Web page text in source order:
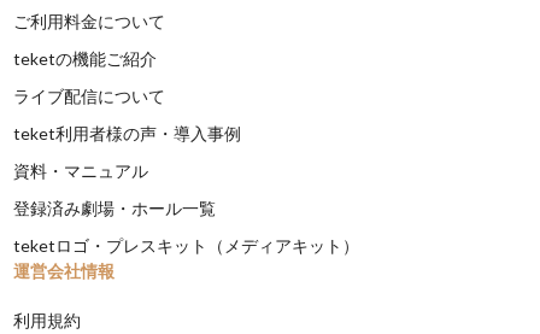
ご利用料金について
teketの機能ご紹介
ライブ配信について
teket利用者様の声・導入事例
資料・マニュアル
登録済み劇場・ホール一覧
teketロゴ・プレスキット（メディアキット）
運営会社情報
利用規約